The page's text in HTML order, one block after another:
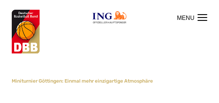
OFFIZIELLER HAUPTSPONSOR
Miniturnier Göttingen: Einmal mehr einzigartige Atmosphäre